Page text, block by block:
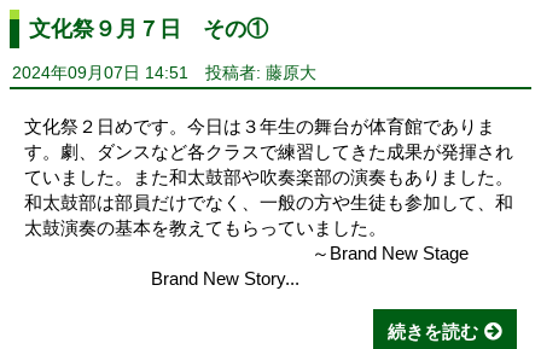
文化祭９月７日 その①
2024年09月07日 14:51 投稿者: 藤原大
文化祭２日めです。今日は３年生の舞台が体育館でありま
す。劇、ダンスなど各クラスで練習してきた成果が発揮され
ていました。また和太鼓部や吹奏楽部の演奏もありました。
和太鼓部は部員だけでなく、一般の方や生徒も参加して、和
太鼓演奏の基本を教えてもらっていました。
～Brand New Stage
Brand New Story...
続きを読む